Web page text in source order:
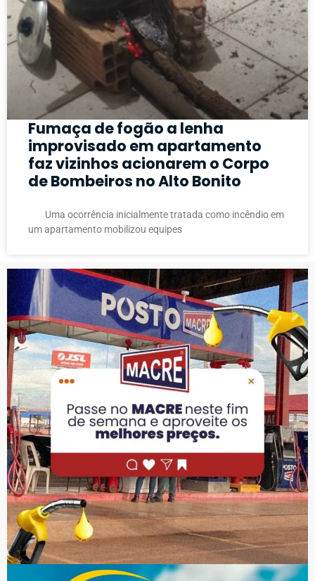
Fumaça de fogão a lenha
improvisado em apartamento
faz vizinhos acionarem o Corpo
de Bombeiros no Alto Bonito
Uma ocorrência inicialmente tratada como incêndio em
um apartamento mobilizou equipes
PUBLICIDADE